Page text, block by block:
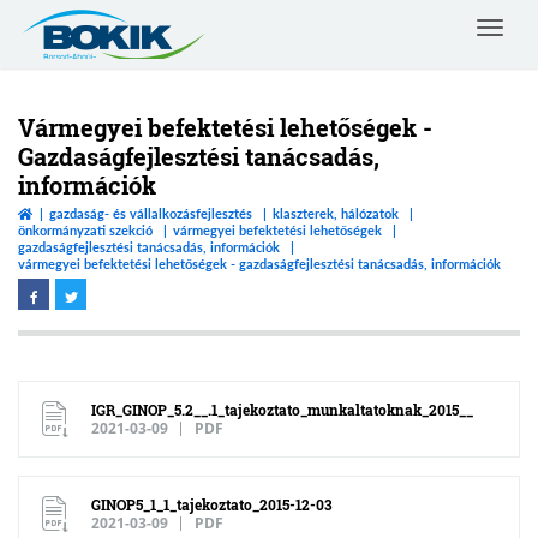
Zemplén
Vármegyei
Kereskedelmi
és
Iparkamara
Toggle
Vármegyei befektetési lehetőségek -
Gazdaságfejlesztési tanácsadás,
információk
gazdaság- és vállalkozásfejlesztés
klaszterek, hálózatok
önkormányzati szekció
vármegyei befektetési lehetőségek
gazdaságfejlesztési tanácsadás, információk
vármegyei befektetési lehetőségek - gazdaságfejlesztési tanácsadás, információk
IGR_GINOP_5.2__.1_tajekoztato_munkaltatoknak_2015__
2021-03-09 PDF
GINOP5_1_1_tajekoztato_2015-12-03
2021-03-09 PDF